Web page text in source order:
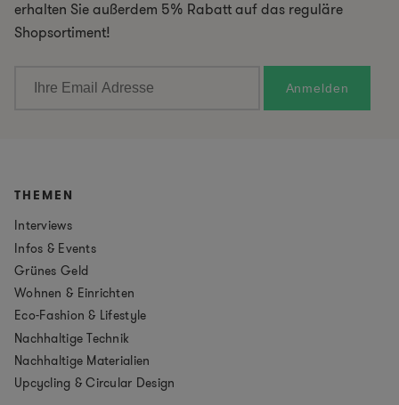
erhalten Sie außerdem 5% Rabatt auf das reguläre
Shopsortiment!
THEMEN
Interviews
Infos & Events
Grünes Geld
Wohnen & Einrichten
Eco-Fashion & Lifestyle
Nachhaltige Technik
Nachhaltige Materialien
Upcycling & Circular Design